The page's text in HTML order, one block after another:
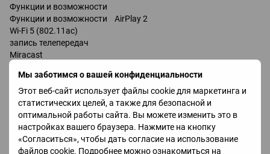
Мы заботимся о вашей конфиденциальности
Этот веб-сайт использует файлы cookie для маркетинга и
статистических целей, а также для безопасной и
оптимальной работы сайта. Вы можете изменить это в
настройках вашего браузера. Нажмите на кнопку
«Согласиться», чтобы дать согласие на использование
файлов cookie. Подробнее можно ознакомиться на
Функции и возможности
Функции и возможности AirPlay 2
Wi-Fi 5 (802.11ac)
запись телепередач
Miracast
поддержка DLNA
управление голосом
мультимедийный (аэропульт)
Amazon Alexa
Разъемы